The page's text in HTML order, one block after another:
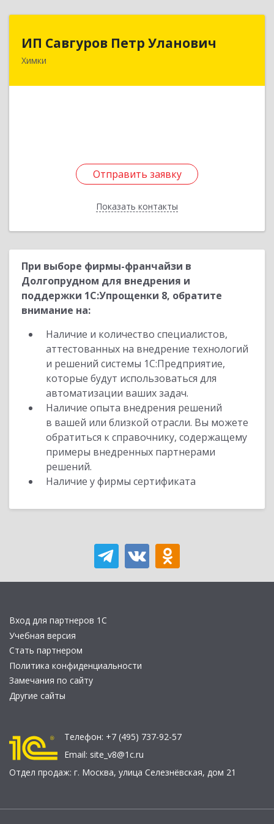
ИП Савгуров Петр Уланович
Химки
Отправить заявку
Показать контакты
141407, Московская обл, Химки г, Молодежная
Отправить заявку
Назад
При выборе фирмы-франчайзи в
Долгопрудном для внедрения и
поддержки 1С:Упрощенки 8, обратите
внимание на:
Наличие и количество специалистов,
аттестованных на внедрение технологий
и решений системы 1С:Предприятие,
которые будут использоваться для
автоматизации ваших задач.
Наличие опыта внедрения решений
в вашей или близкой отрасли. Вы можете
обратиться к справочнику, содержащему
примеры внедренных партнерами
решений.
Наличие у фирмы сертификата
Вход для партнеров 1С
Учебная версия
Стать партнером
Политика конфиденциальности
Замечания по сайту
Другие сайты
Телефон: +7 (495) 737-92-57
Email: site_v8@1c.ru
Отдел продаж: г. Москва, улица Селезнёвская, дом 21